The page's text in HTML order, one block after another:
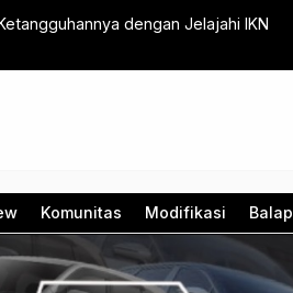
dengan Jelajahi IKN
Komunitas Modifikasi Balap